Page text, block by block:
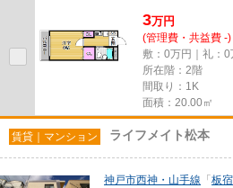
3万円
(管理費・共益費 -)
敷：0万円｜礼：0
所在階：2階
間取り：1K
面積：20.00㎡
賃貸｜マンション ライフメイト松本
神戸市西神・山手線 「 板宿